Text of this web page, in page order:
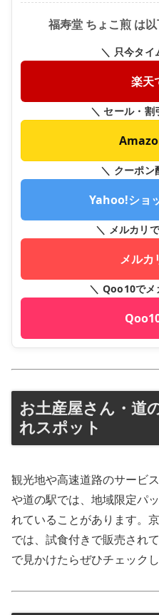
福寿堂 ちょこ煎 は
＼ 只今タイ
楽天
＼ セール・割
＼ クーポン
Yahoo!ショ
＼ メルカリ
メルカ
＼ Qoo10でメ
お土産屋さん・道
れスポット
観光地や高速道路のサービ
や道の駅では、地域限定パ
れていることがあります。
では、試食付きで販売され
で見かけたらぜひチェック